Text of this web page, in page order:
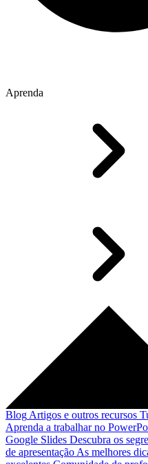
Aprenda
Blog Artigos e outros recursos
Aprenda a trabalhar no
Google Slides Descubra os
de apresentação As melhores